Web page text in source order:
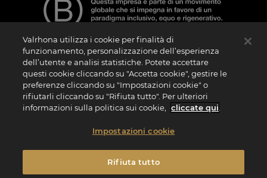
Nota sulla Certificazione
La “Certificazione B Corporation” è un logo che viene concesso in licenza da B Lab,
ente privato no profit, alle aziende che, come la nostra, hanno superato con
successo il B Impact Assessment (“BIA”) e soddisfano quindi i requisiti richiesti da B
Lab in termini di performance sociale e ambientale, responsabilità e trasparenza. Si
specifica che B Lab non è un organismo di valutazione della conformità ai sensi del
internazionale ai sensi del Regolamento (UE) n. 1025/2012. I criteri del BIA sono
distinti e autonomi rispetto agli standard armonizzati risultanti dalle norme ISO o di
nazionali o europee.
Valrhona utilizza i cookie per finalità di
funzionamento, personalizzazione dell’esperienza
dell’utente e analisi statistiche. Potete accettare
questi cookie cliccando su "Accetta cookie", gestire le
preferenze cliccando su "Impostazioni cookie" o
rifiutarli cliccando su "Rifiuta tutto". Per ulteriori
informazioni sulla politica sui cookie,
cliccate qui
Impostazioni cookie
Rifiuta tutto